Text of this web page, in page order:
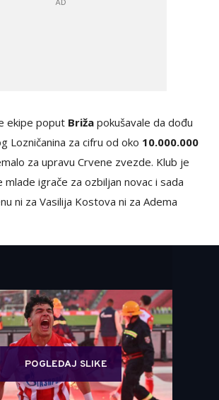
ekipe poput Briža pokušavale da dođu
Lozničanina za cifru od oko 10.000.000
za upravu Crvene zvezde. Klub je
igrače za ozbiljan novac i sada
ni za Vasilija Kostova ni za Adema
POGLEDAJ SLIKE